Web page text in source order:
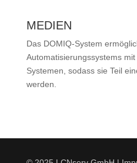
MEDIEN
Das DOMIQ-System
Automatisierungssystems
Systemen, sodass sie Teil
werden.